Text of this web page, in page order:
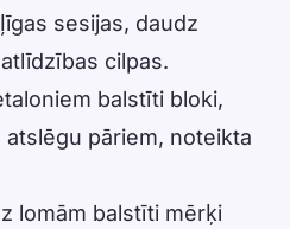
sesijas, daudz
cilpas.
balstīti bloki,
pāriem, noteikta
lomām balstīti mērķi